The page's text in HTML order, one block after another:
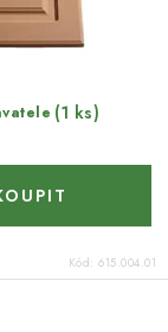
(1 ks)
Kód: 615.004.01